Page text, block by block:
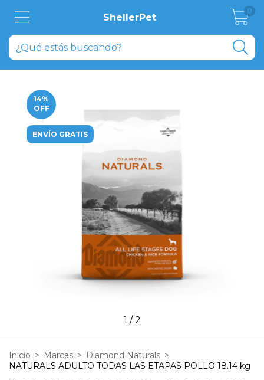
ShellerPet
0
14%
OFF
ENVÍO GRATIS
1 /2
Inicio > Marcas > Diamond Naturals >
NATURALS ADULTO TODAS LAS ETAPAS POLLO 18.14 kg